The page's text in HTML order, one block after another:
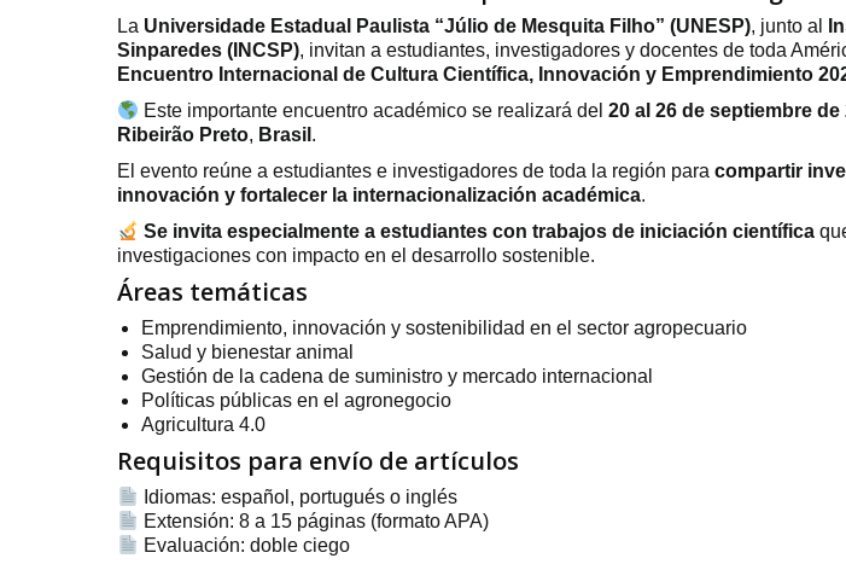
La Universidade Estadual Paulista “Júlio de Mesquita Filho” (UNESP), junto al
Sinparedes (INCSP), invitan a estudiantes, investigadores y docentes de toda
Encuentro Internacional de Cultura Científica, Innovación y Emprendimiento
Este importante encuentro académico se realizará del20 al 26 de septiembre de
Ribeirão Preto, Brasil .
El evento reúne a estudiantes e investigadores de toda la región para compartir
innovación y fortalecer la internacionalización académica.
Se invita especialmente a estudiantes con trabajos de iniciación científica
investigaciones con impacto en el desarrollo sostenible.
Áreas temáticas
Emprendimiento, innovación y sostenibilidad en el sector agropecuario
Salud y bienestar animal
Gestión de la cadena de suministro y mercado internacional
Políticas públicas en el agronegocio
Agricultura 4.0
Requisitos para envío de artículos
Idiomas: español, portugués o inglés
Extensión: 8 a 15 páginas (formato APA)
Evaluación: doble ciego